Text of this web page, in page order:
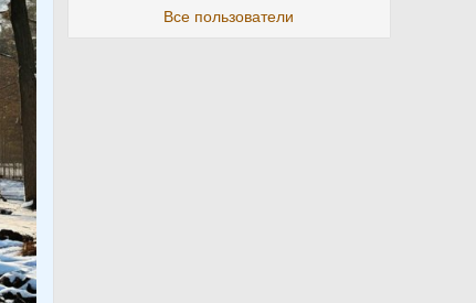
Все пользователи